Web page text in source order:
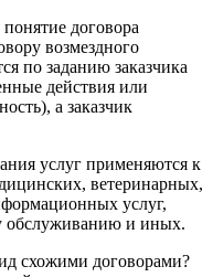
договора
возмездного
по заданию заказчика
действия или
а заказчик
услуг применяются к
ветеринарных,
услуг,
обслуживанию и иных.
схожими договорами?